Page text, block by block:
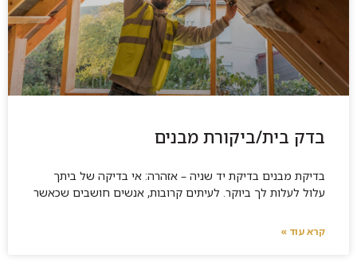
הגג והן של הקירות. לא פעם איטום לקוי יכול לגרום לעוגמת
נפש רצינית לרוכש הדירה וכן, לגרום לכך שהוא יידרש
להשקיע לא מעט מבחינה כלכלית על החלפת האיטום
הקיים או תיקון פגם כלשהו בו. על כן, חשוב שאיש מקצוע
יבחן מראש את האיטום ויוודא כי הוא חזק ועמיד.
בתחום, צרו קשר עם בוני העמים- ברה יזמית הנדסית
מומלצת ומקצועית המבצעת בדיקות דירה בצורה הטובה
בדק בית/ביקורת מבנים
בדיקת מבנים בדיקת יד שניה – אזהרה: אי בדיקה של ביתך
עלול לעלות לך ביוקר. לעיתים קרובות, אנשים חושבים שכאשר
קרא עוד »